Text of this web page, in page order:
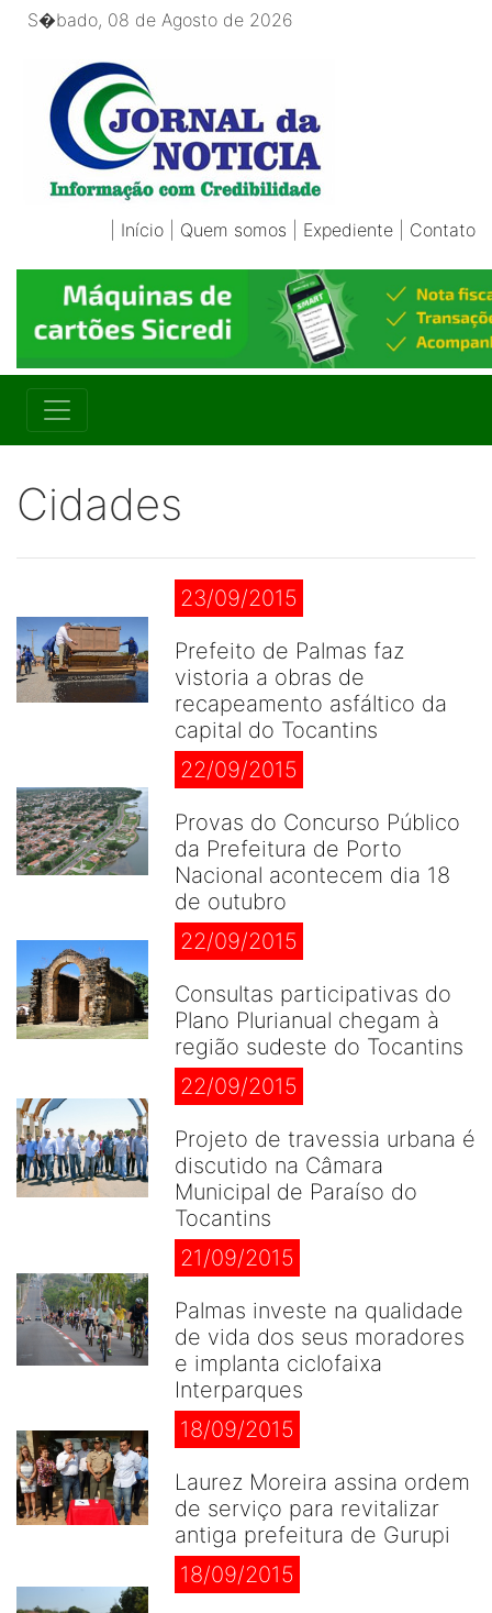
S�bado, 08 de Agosto de 2026
Início Quem somos Expediente Contato
Cidades
23/09/2015
Prefeito de Palmas faz
vistoria a obras de
recapeamento asfáltico da
capital do Tocantins
22/09/2015
Provas do Concurso Público
da Prefeitura de Porto
Nacional acontecem dia 18
de outubro
22/09/2015
Consultas participativas do
Plano Plurianual chegam à
região sudeste do Tocantins
22/09/2015
Projeto de travessia urbana é
discutido na Câmara
Municipal de Paraíso do
Tocantins
21/09/2015
Palmas investe na qualidade
de vida dos seus moradores
e implanta ciclofaixa
Interparques
18/09/2015
Laurez Moreira assina ordem
de serviço para revitalizar
antiga prefeitura de Gurupi
18/09/2015